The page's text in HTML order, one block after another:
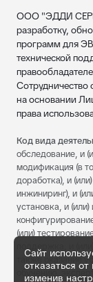
ООО "ЭДДИ
разработку,
программ для
технической
Сотрудничество
на основании
права
Код вида
обследование, и
модификация (в
доработка), и
инжиниринг), и
установка, и (или)
(или)
поддержка, и
также оказание
обучению,
Сайт
отказаться
изменив